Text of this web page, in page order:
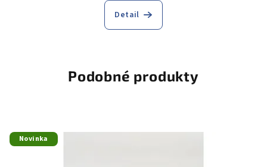
Detail
Podobné produkty
Novinka